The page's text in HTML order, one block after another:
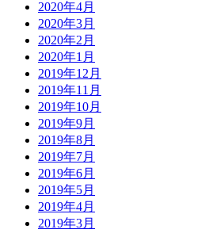
2020年4月
2020年3月
2020年2月
2020年1月
2019年12月
2019年11月
2019年10月
2019年9月
2019年8月
2019年7月
2019年6月
2019年5月
2019年4月
2019年3月